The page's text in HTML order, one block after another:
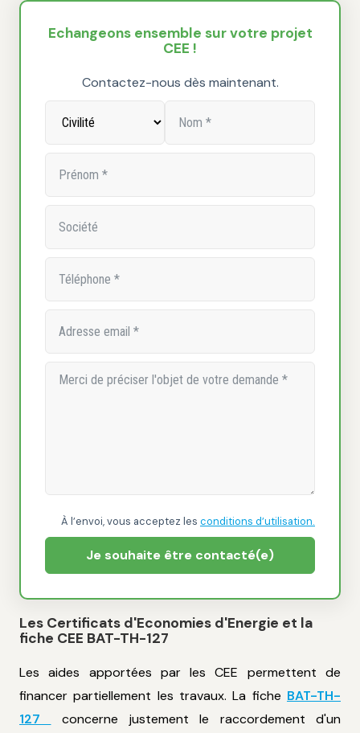
Echangeons ensemble sur votre projet
CEE !
Contactez-nous dès maintenant.
À l’envoi, vous acceptez les conditions d’utilisation.
Je souhaite être contacté(e)
Les Certificats d'Economies d'Energie et la
fiche CEE BAT-TH-127
Les aides apportées par les CEE permettent de
financer partiellement les travaux. La fiche BAT-TH-
127
concerne justement le raccordement d'un